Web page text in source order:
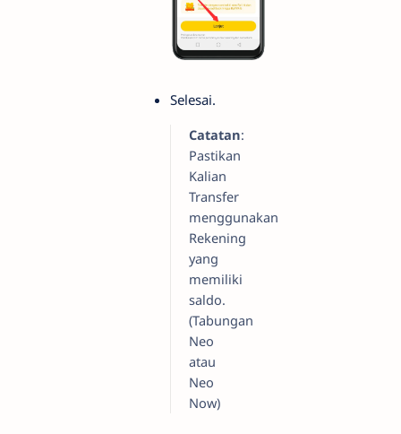
Selesai.
Catatan:
Pastikan
Kalian
Transfer
menggunakan
Rekening
yang
memiliki
saldo.
(Tabungan
Neo
atau
Neo
Now)